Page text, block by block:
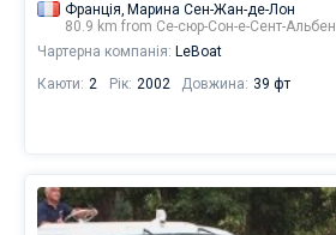
Франція, Марина Сен-Жан-де-Лон
80.9 km from Се-сюр-Сон-е-Сент-Альбен
Чартерна компанія: LeBoat
Каюти: 2 Рік: 2002 Довжина: 39 фт